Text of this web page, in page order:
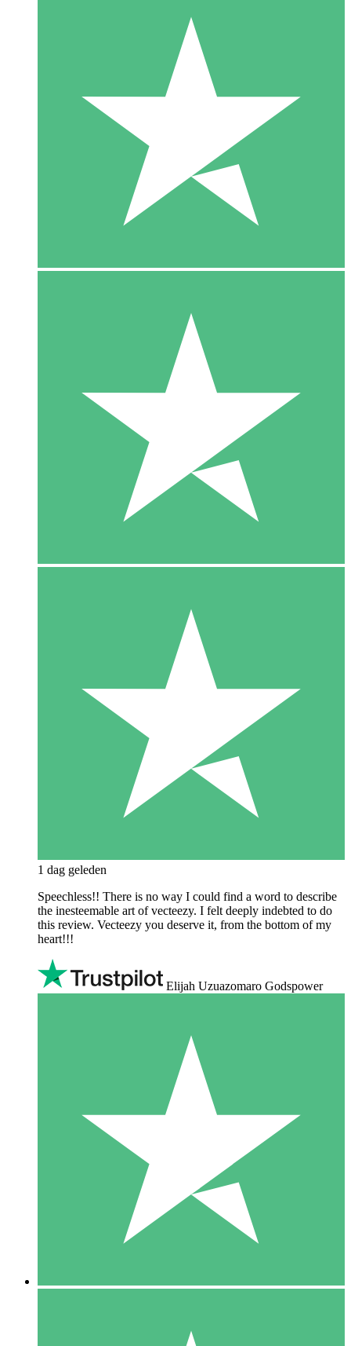
1 dag geleden
Speechless!! There is no way I could find a word to describe
the inesteemable art of vecteezy. I felt deeply indebted to do
this review. Vecteezy you deserve it, from the bottom of my
heart!!!
Elijah Uzuazomaro Godspower